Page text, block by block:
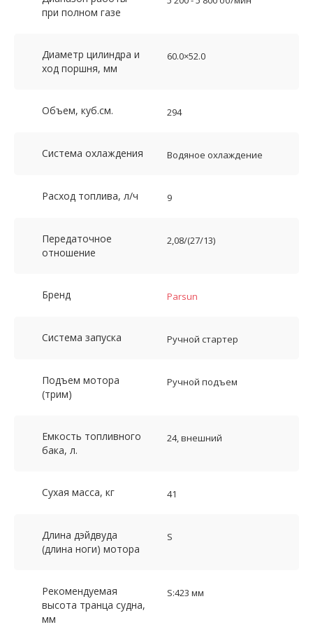
при полном газе
Диаметр цилиндра и
ход поршня, мм
60.0×52.0
Объем, куб.см. 294
Система охлаждения Водяное охлаждение
Расход топлива, л/ч 9
Передаточное
отношение
2,08/(27/13)
Бренд Parsun
Система запуска Ручной стартер
Подъем мотора
(трим)
Ручной подъем
Емкость топливного
бака, л.
24, внешний
Сухая масса, кг 41
Длина дэйдвуда
(длина ноги) мотора
S
Рекомендуемая
высота транца судна,
мм
S:423 мм